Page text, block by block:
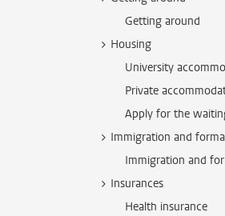
Getting around
Housing
University
Private
Apply for the
Immigration and
Immigration and
Insurances
Health insurance